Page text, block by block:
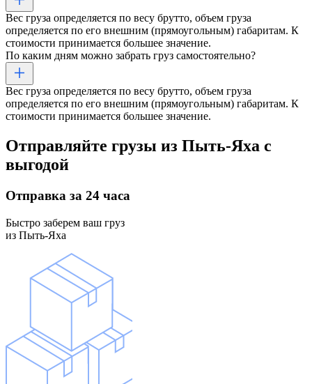
Вес груза определяется по весу брутто, объем груза
определяется по его внешним (прямоугольным) габаритам. К
стоимости принимается большее значение.
По каким дням можно забрать груз самостоятельно?
Вес груза определяется по весу брутто, объем груза
определяется по его внешним (прямоугольным) габаритам. К
стоимости принимается большее значение.
Отправляйте грузы из Пыть-Яха с
выгодой
Отправка за 24 часа
Быстро заберем ваш груз
из Пыть-Яха